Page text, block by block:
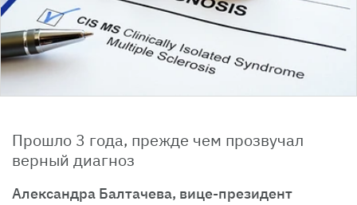
Прошло 3 года, прежде чем прозвучал
верный диагноз
Александра Балтачева, вице-президент